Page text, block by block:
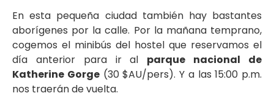
En esta pequeña ciudad también hay bastantes
aborígenes por la calle. Por la mañana temprano,
cogemos el minibús del hostel que reservamos el
día anterior para ir al parque nacional de
Katherine Gorge(30 $AU/pers). Y a las 15:00 p.m.
nos traerán de vuelta.